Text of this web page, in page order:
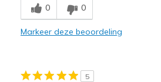
Poor Quality
Beste toepassingen
Width
Feels true to width
0 0
Markeer deze beoordeling
5